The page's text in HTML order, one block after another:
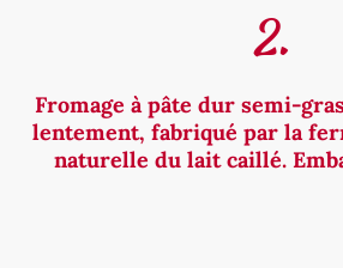
2.
Fromage à pâte dur semi-
lentement, fabriqué par la
naturelle du lait caillé.